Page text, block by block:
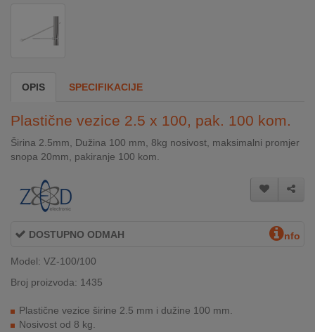
KLIMATIZACIJA
&
GAME
INTERNO
MOJ
AKCIJE
BRENDOVI
OPIS SPECIFIKACIJE
Plastične vezice 2.5 x 100, pak. 100 kom.
Širina 2.5mm, Dužina 100 mm, 8kg nosivost, maksimalni promjer
snopa 20mm, pakiranje 100 kom.
DOSTUPNO ODMAH nfo
Model: VZ-100/100
Broj proizvoda: 1435
Plastične vezice širine 2.5 mm i dužine 100 mm.
Nosivost od 8 kg.